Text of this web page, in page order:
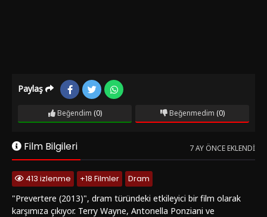
Paylaş
Beğendim (0) Beğenmedim (0)
Film Bilgileri 7 AY ÖNCE EKLENDI
413 izlenme +18 Filmler
Dram
"Prevertere (2013)", dram türündeki etkileyici bir film olarak
karşımıza çıkıyor. Terry Wayne, Antonella Ponziani ve